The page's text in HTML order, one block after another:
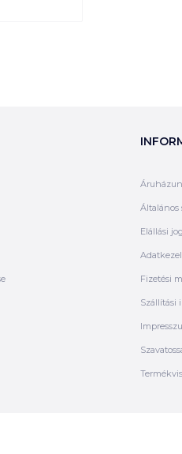
Általános
Elállási jog
Fizetési
Szállítási